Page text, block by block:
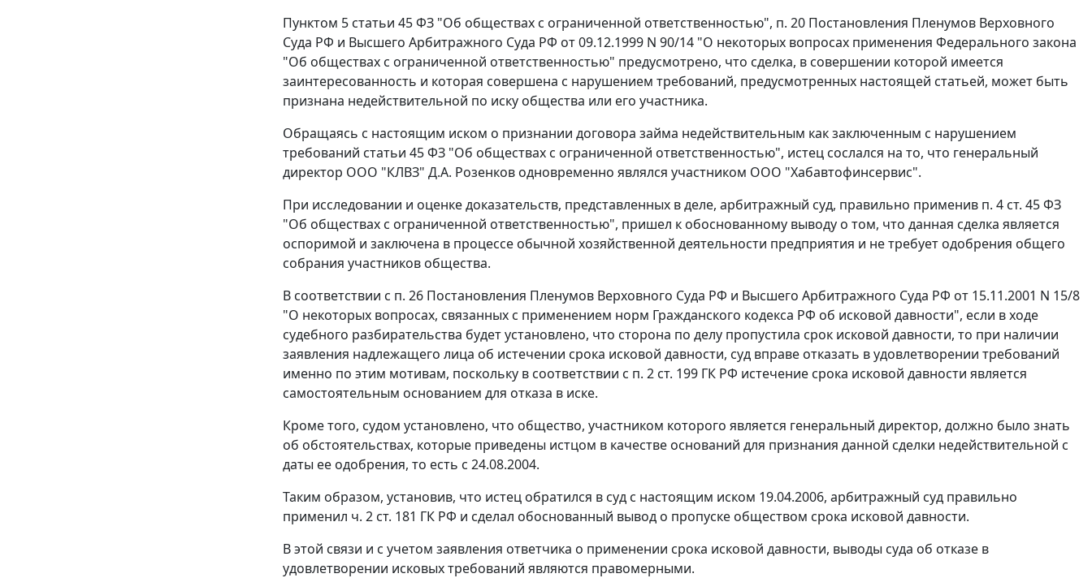
Пунктом 5 статьи 45ФЗ "Об обществах с ограниченной ответственностью", п. 20 Постановления Пленумов Верховного
Суда РФ и Высшего Арбитражного Суда РФ от 09.12.1999 N 90/14 "О некоторых вопросах применения Федерального закона
"Об обществах с ограниченной ответственностью" предусмотрено, что сделка, в совершении которой имеется
заинтересованность и которая совершена с нарушением требований, предусмотренных настоящей статьей, может быть
признана недействительной по иску общества или его участника.
Обращаясь с настоящим иском о признании договора займа недействительным как заключенным с нарушением
требований статьи 45ФЗ "Об обществах с ограниченной ответственностью", истец сослался на то, что генеральный
директор ООО "КЛВЗ" Д.А. Розенков одновременно являлся участником ООО "Хабавтофинсервис".
При исследовании и оценке доказательств, представленных в деле, арбитражный суд, правильно применив п. 4 ст. 45ФЗ
"Об обществах с ограниченной ответственностью", пришел к обоснованному выводу о том, что данная сделка является
оспоримой и заключена в процессе обычной хозяйственной деятельности предприятия и не требует одобрения общего
собрания участников общества.
В соответствии с п. 26 Постановления Пленумов Верховного Суда РФ и Высшего Арбитражного Суда РФ от 15.11.2001 N 15/8
"О некоторых вопросах, связанных с применением норм Гражданского кодекса РФ об исковой давности", если в ходе
судебного разбирательства будет установлено, что сторона по делу пропустила срок исковой давности, то при наличии
заявления надлежащего лица об истечении срока исковой давности, суд вправе отказать в удовлетворении требований
именно по этим мотивам, поскольку в соответствии с п. 2 ст. 199 ГК РФ истечение срока исковой давности является
самостоятельным основанием для отказа в иске.
Кроме того, судом установлено, что общество, участником которого является генеральный директор, должно было знать
об обстоятельствах, которые приведены истцом в качестве оснований для признания данной сделки недействительной с
даты ее одобрения, то есть с 24.08.2004.
Таким образом, установив, что истец обратился в суд с настоящим иском 19.04.2006, арбитражный суд правильно
применил ч. 2 ст. 181 ГК РФ и сделал обоснованный вывод о пропуске обществом срока исковой давности.
В этой связи и с учетом заявления ответчика о применении срока исковой давности, выводы суда об отказе в
удовлетворении исковых требований являются правомерными.